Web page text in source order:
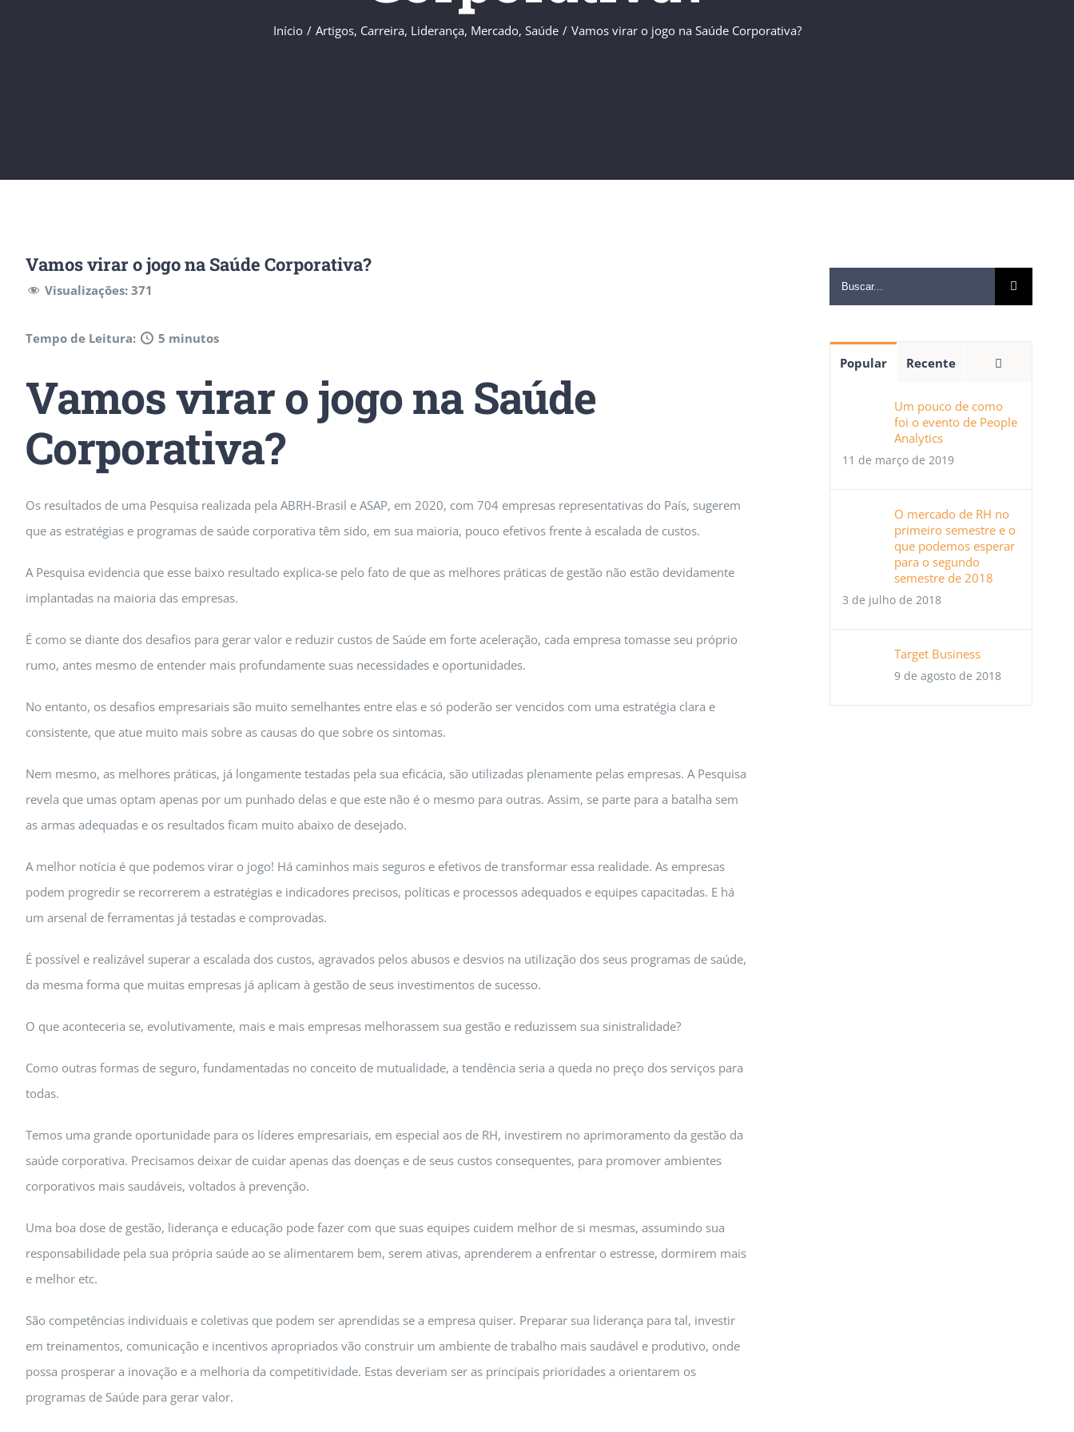
Início / Artigos, Carreira, Liderança, Mercado, Saúde / Vamos virar o jogo na Saúde Corporativa?
Vamos virar o jogo na Saúde Corporativa?
Visualizações: 371
Tempo de Leitura: 5 minutos
Vamos virar o jogo na Saúde
Corporativa?
Os resultados de uma Pesquisa realizada pela ABRH-Brasil e ASAP, em 2020, com 704 empresas representativas do País, sugerem
que as estratégias e programas de saúde corporativa têm sido, em sua maioria, pouco efetivos frente à escalada de custos.
A Pesquisa evidencia que esse baixo resultado explica-se pelo fato de que as melhores práticas de gestão não estão devidamente
implantadas na maioria das empresas.
É como se diante dos desafios para gerar valor e reduzir custos de Saúde em forte aceleração, cada empresa tomasse seu próprio
rumo, antes mesmo de entender mais profundamente suas necessidades e oportunidades.
No entanto, os desafios empresariais são muito semelhantes entre elas e só poderão ser vencidos com uma estratégia clara e
consistente, que atue muito mais sobre as causas do que sobre os sintomas.
Nem mesmo, as melhores práticas, já longamente testadas pela sua eficácia, são utilizadas plenamente pelas empresas. A Pesquisa
revela que umas optam apenas por um punhado delas e que este não é o mesmo para outras. Assim, se parte para a batalha sem
as armas adequadas e os resultados ficam muito abaixo de desejado.
A melhor notícia é que podemos virar o jogo! Há caminhos mais seguros e efetivos de transformar essa realidade. As empresas
podem progredir se recorrerem a estratégias e indicadores precisos, políticas e processos adequados e equipes capacitadas. E há
um arsenal de ferramentas já testadas e comprovadas.
É possível e realizável superar a escalada dos custos, agravados pelos abusos e desvios na utilização dos seus programas de saúde,
da mesma forma que muitas empresas já aplicam à gestão de seus investimentos de sucesso.
O que aconteceria se, evolutivamente, mais e mais empresas melhorassem sua gestão e reduzissem sua sinistralidade?
Como outras formas de seguro, fundamentadas no conceito de mutualidade, a tendência seria a queda no preço dos serviços para
todas.
Temos uma grande oportunidade para os líderes empresariais, em especial aos de RH, investirem no aprimoramento da gestão da
saúde corporativa. Precisamos deixar de cuidar apenas das doenças e de seus custos consequentes, para promover ambientes
corporativos mais saudáveis, voltados à prevenção.
Uma boa dose de gestão, liderança e educação pode fazer com que suas equipes cuidem melhor de si mesmas, assumindo sua
responsabilidade pela sua própria saúde ao se alimentarem bem, serem ativas, aprenderem a enfrentar o estresse, dormirem mais
e melhor etc.
São competências individuais e coletivas que podem ser aprendidas se a empresa quiser. Preparar sua liderança para tal, investir
em treinamentos, comunicação e incentivos apropriados vão construir um ambiente de trabalho mais saudável e produtivo, onde
possa prosperar a inovação e a melhoria da competitividade. Estas deveriam ser as principais prioridades a orientarem os
programas de Saúde para gerar valor.
Buscar
resultados
Popular
Recente
Um pouco de como
foi o evento de People
Analytics
11 de março de 2019
O mercado de RH no
primeiro semestre e o
que podemos esperar
para o segundo
semestre de 2018
3 de julho de 2018
Target Business
9 de agosto de 2018